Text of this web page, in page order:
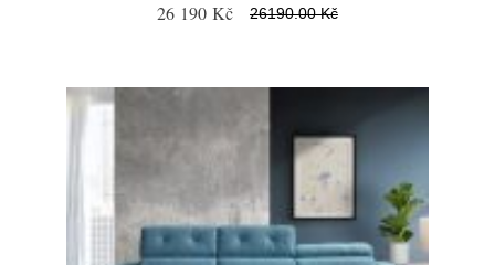
26 190 Kč 26190.00 Kč